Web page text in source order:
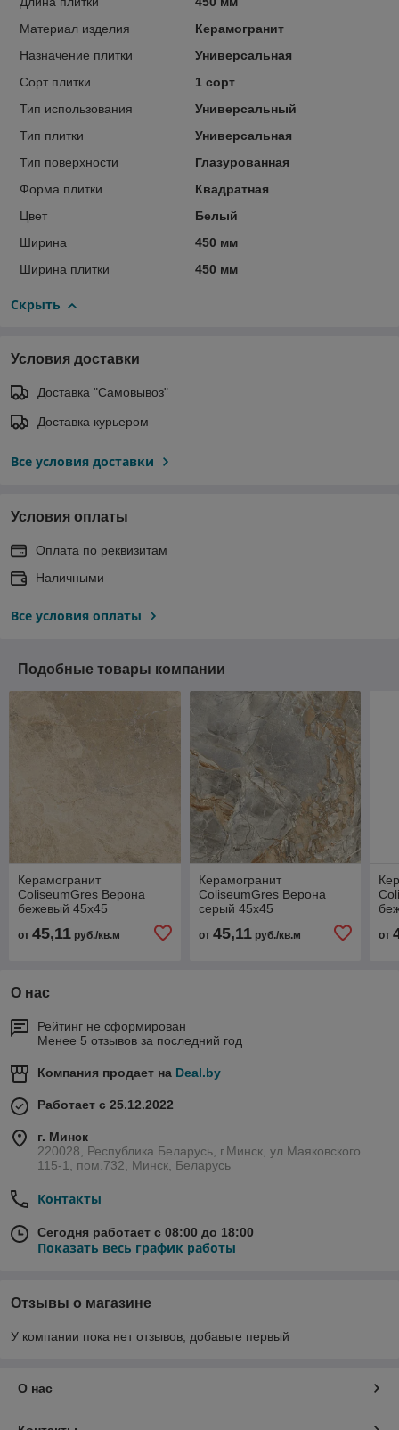
Материал изделия
Керамогранит
Назначение плитки
Универсальная
Сорт плитки
1 сорт
Тип использования
Универсальный
Тип плитки
Универсальная
Тип поверхности
Глазурованная
Форма плитки
Квадратная
Цвет
Белый
Ширина
450 мм
Ширина плитки
450 мм
Скрыть
Условия доставки
Доставка "Самовывоз"
Доставка курьером
Все условия доставки
Условия оплаты
Оплата по реквизитам
Наличными
Все условия оплаты
Подобные товары компании
Керамогранит
ColiseumGres Верона
бежевый 45х45
от 45,11 руб./кв.м
Керамогранит
ColiseumGres Верона
серый 45х45
от 45,11руб./кв.м от
О нас
Рейтинг не сформирован
Менее 5 отзывов за последний год
Компания продает на Deal.by
Работает с 25.12.2022
г. Минск
220028, Республика Беларусь, г.Минск, ул.Маяковского
115-1, пом.732, Минск, Беларусь
Контакты
Сегодня работает с 08:00 до 18:00
Показать весь график работы
Отзывы о магазине
У компании пока нет отзывов, добавьте первый
О нас